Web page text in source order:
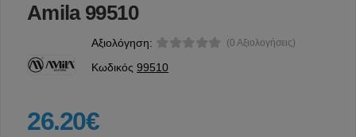
Amila 99510
Αξιολόγηση: (0 Αξιολογήσεις)
Κωδικός 99510
26.20€